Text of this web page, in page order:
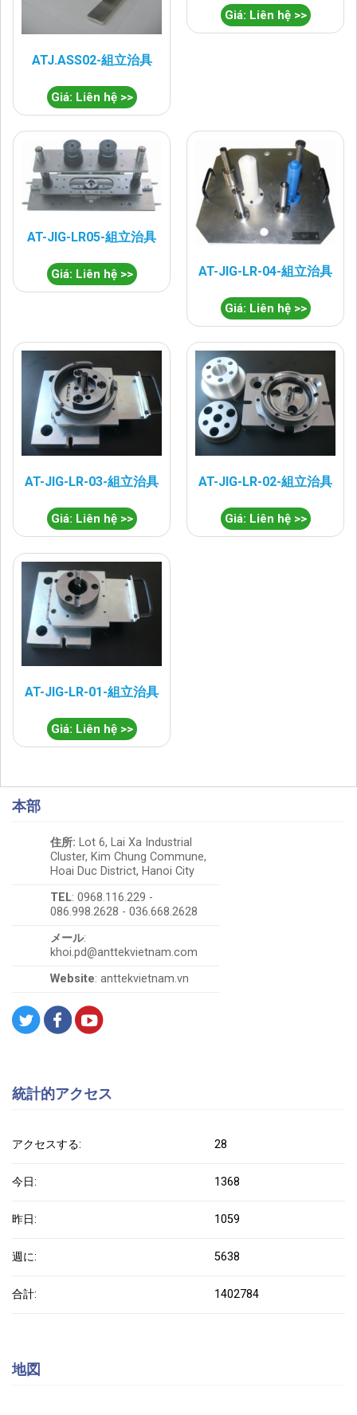
ATJ.ASS02-組立治具
Giá: Liên hệ >>
Giá: Liên hệ >>
AT-JIG-LR05-組立治具
Giá: Liên hệ >> AT-JIG-LR-04-組立治具
Giá: Liên hệ >>
AT-JIG-LR-03-組立治具
Giá: Liên hệ >>
AT-JIG-LR-02-組立治具
Giá: Liên hệ >>
AT-JIG-LR-01-組立治具
Giá: Liên hệ >>
本部
住所: Lot 6, Lai Xa Industrial
Cluster, Kim Chung Commune,
Hoai Duc District, Hanoi City
TEL: 0968.116.229 -
086.998.2628 - 036.668.2628
メール:
khoi.pd@anttekvietnam.com
Website: anttekvietnam.vn
統計的アクセス
アクセスする: 28
今日: 1368
昨日: 1059
週に: 5638
合計: 1402784
地図